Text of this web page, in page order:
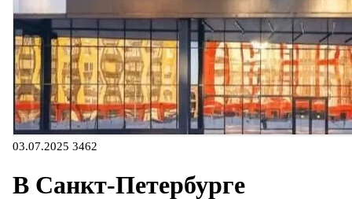
03.07.2025 3462
В Санкт-Петербурге